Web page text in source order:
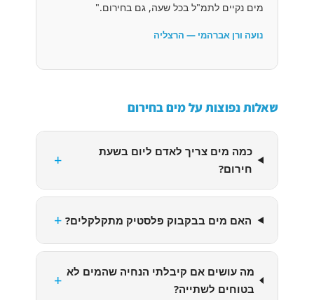
מים נקיים לתמ"ל בכל שעה, גם בחירום."
נועה ורן אברהמי — הרצליה
שאלות נפוצות על מים בחירום
כמה מים צריך לאדם ליום בשעת
חירום?
+
האם מים בבקבוק פלסטיק מתקלקלים? +
מה עושים אם קיבלתי הנחיה שהמים לא
בטוחים לשתייה?
+